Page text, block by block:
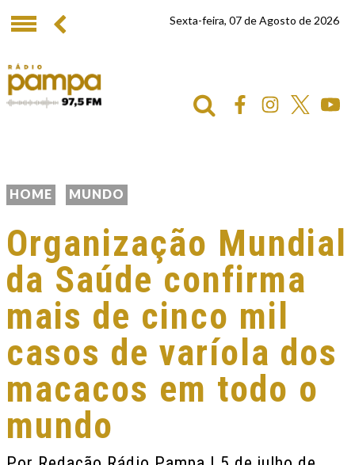
Sexta-feira, 07 de Agosto de 2026
HOME MUNDO
Organização Mundial
da Saúde confirma
mais de cinco mil
casos de varíola dos
macacos em todo o
mundo